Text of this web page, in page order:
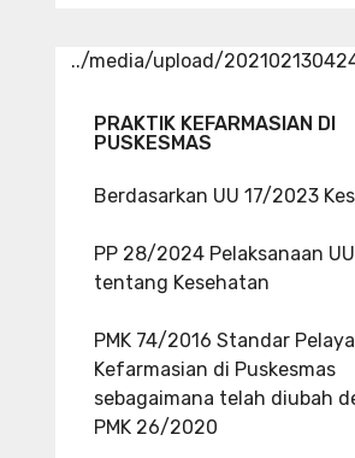
../media/upload/
PRAKTIK KEFARMASIAN DI
PUSKESMAS
Berdasarkan UU 17/2023
PP 28/2024 Pelaksanaan
tentang Kesehatan
PMK 74/2016 Standar
Kefarmasian di Puskesmas
sebagaimana telah diubah
PMK 26/2020